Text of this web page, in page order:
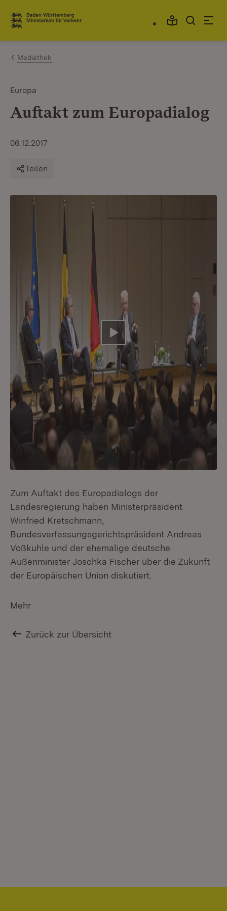
Zum Inhalt springen
Link zur Startseite
Mediathek
Europa
Auftakt zum Europadialog
06.12.2017
Teilen
Video abspielen
Zum Auftakt des Europadialogs der
Landesregierung haben Ministerpräsident
Winfried Kretschmann,
Bundesverfassungsgerichtspräsident Andreas
Voßkuhle und der ehemalige deutsche
Außenminister Joschka Fischer über die Zukunft
der Europäischen Union diskutiert.
Mehr
Zurück zur Übersicht